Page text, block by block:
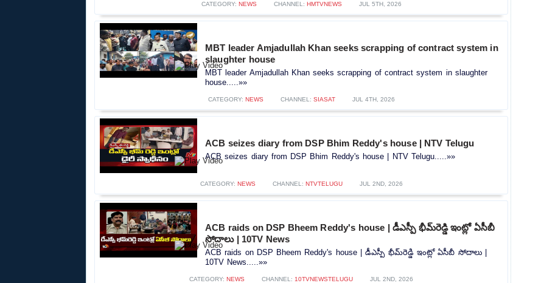
CATEGORY: NEWS CHANNEL: HMTVNEWS JUL 5TH, 2026
MBT leader Amjadullah Khan seeks scrapping of contract system in
slaughter house
MBT leader Amjadullah Khan seeks scrapping of contract system in slaughter
house.....»»
CATEGORY: NEWS CHANNEL: SIASAT JUL 4TH, 2026
ACB seizes diary from DSP Bhim Reddy's house | NTV Telugu
ACB seizes diary from DSP Bhim Reddy's house | NTV Telugu.....»»
CATEGORY: NEWS CHANNEL: NTVTELUGU JUL 2ND, 2026
ACB raids on DSP Bheem Reddy's house | డీఎస్పీ భీమ్‌రెడ్డి ఇంట్లో ఏసీబీ
సోదాలు | 10TV News
ACB raids on DSP Bheem Reddy's house | డీఎస్పీ భీమ్‌రెడ్డి ఇంట్లో ఏసీబీ సోదాలు |
10TV News.....»»
CATEGORY: NEWS CHANNEL: 10TVNEWSTELUGU JUL 2ND, 2026